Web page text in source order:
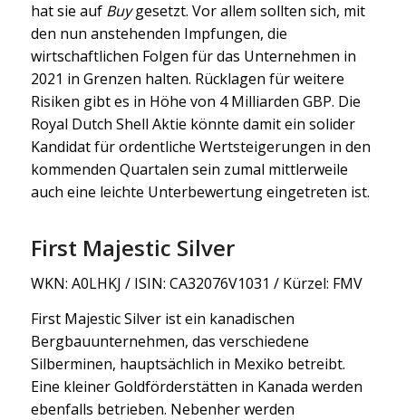
hat sie auf Buygesetzt. Vor allem sollten sich, mit
den nun anstehenden Impfungen, die
wirtschaftlichen Folgen für das Unternehmen in
2021 in Grenzen halten. Rücklagen für weitere
Risiken gibt es in Höhe von 4 Milliarden GBP. Die
Royal Dutch Shell Aktie könnte damit ein solider
Kandidat für ordentliche Wertsteigerungen in den
kommenden Quartalen sein zumal mittlerweile
auch eine leichte Unterbewertung eingetreten ist.
First Majestic Silver
WKN: A0LHKJ / ISIN: CA32076V1031 / Kürzel: FMV
First Majestic Silver ist ein kanadischen
Bergbauunternehmen, das verschiedene
Silberminen, hauptsächlich in Mexiko betreibt.
Eine kleiner Goldförderstätten in Kanada werden
ebenfalls betrieben. Nebenher werden